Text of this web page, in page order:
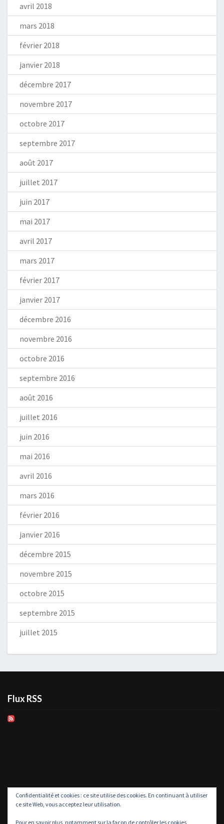
avril 2018
mars 2018
février 2018
janvier 2018
décembre 2017
novembre 2017
octobre 2017
septembre 2017
août 2017
juillet 2017
juin 2017
mai 2017
avril 2017
mars 2017
février 2017
janvier 2017
décembre 2016
novembre 2016
octobre 2016
septembre 2016
août 2016
juillet 2016
juin 2016
mai 2016
avril 2016
mars 2016
février 2016
janvier 2016
décembre 2015
novembre 2015
octobre 2015
septembre 2015
juillet 2015
Flux RSS
Confidentialité et cookies : ce site utilise des cookies. En continuant à utiliser
ce site Web, vous acceptez leur utilisation.
Pour en savoir plus, notamment sur la façon de contrôler les cookies,